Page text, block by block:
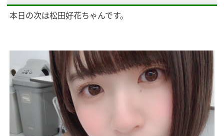
本日の次は松田好花ちゃんです。